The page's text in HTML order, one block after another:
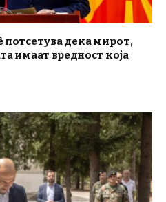
дека мирот,
имаат вредност која